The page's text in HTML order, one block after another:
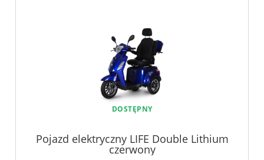
DOSTĘPNY
Pojazd elektryczny LIFE Double Lithium
czerwony